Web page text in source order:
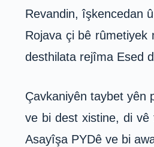
Revandin, îşkencedan
Rojava çi bê rûmetiyek
desthilata rejîma Esed
Çavkaniyên taybet yên
ve bi dest xistine, di
Asayîşa PYDê ve bi